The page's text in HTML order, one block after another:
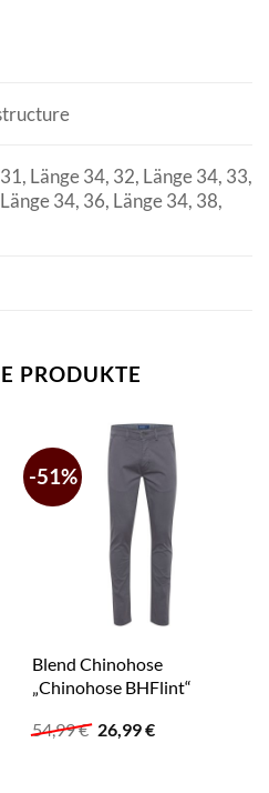
Länge 34, 32, Länge 34, 33,
34, 36, Länge 34, 38,
PRODUKTE
-51%
Blend Chinohose
„Chinohose BHFlint“
54,99€ Ursprünglicher
Preis
26,99€Aktueller